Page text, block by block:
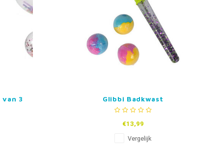
3 Glibbi Badkwast
€13,99
Vergelijk